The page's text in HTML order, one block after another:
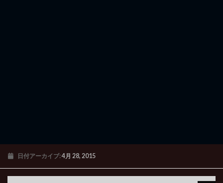
日付アーカイブ:4月 28, 2015